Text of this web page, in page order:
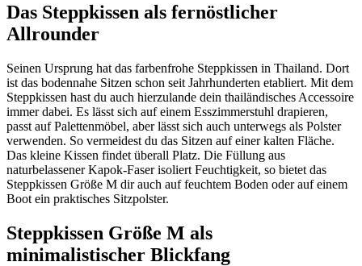
Das Steppkissen als fernöstlicher
Allrounder
Seinen Ursprung hat das farbenfrohe Steppkissen in Thailand. Dort
ist das bodennahe Sitzen schon seit Jahrhunderten etabliert. Mit dem
Steppkissen hast du auch hierzulande dein thailändisches Accessoire
immer dabei. Es lässt sich auf einem Esszimmerstuhl drapieren,
passt auf Palettenmöbel, aber lässt sich auch unterwegs als Polster
verwenden. So vermeidest du das Sitzen auf einer kalten Fläche.
Das kleine Kissen findet überall Platz. Die Füllung aus
naturbelassener Kapok-Faser isoliert Feuchtigkeit, so bietet das
Steppkissen Größe M dir auch auf feuchtem Boden oder auf einem
Boot ein praktisches Sitzpolster.
Steppkissen Größe M als
minimalistischer Blickfang